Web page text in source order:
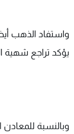
واستفاد الذهب
يؤكد تراجع شهية